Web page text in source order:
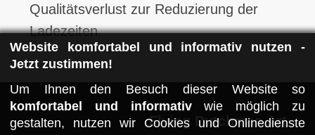
Qualitätsverlust zur Reduzierung der
Ladezeiten
Flying Dutchman Art
Website komfortabel und informativ nutzen -
Jetzt zustimmen!
Um Ihnen den Besuch dieser Website so
komfortabel und informativwie möglich zu
gestalten, nutzen wir Cookies und Onlinedienste